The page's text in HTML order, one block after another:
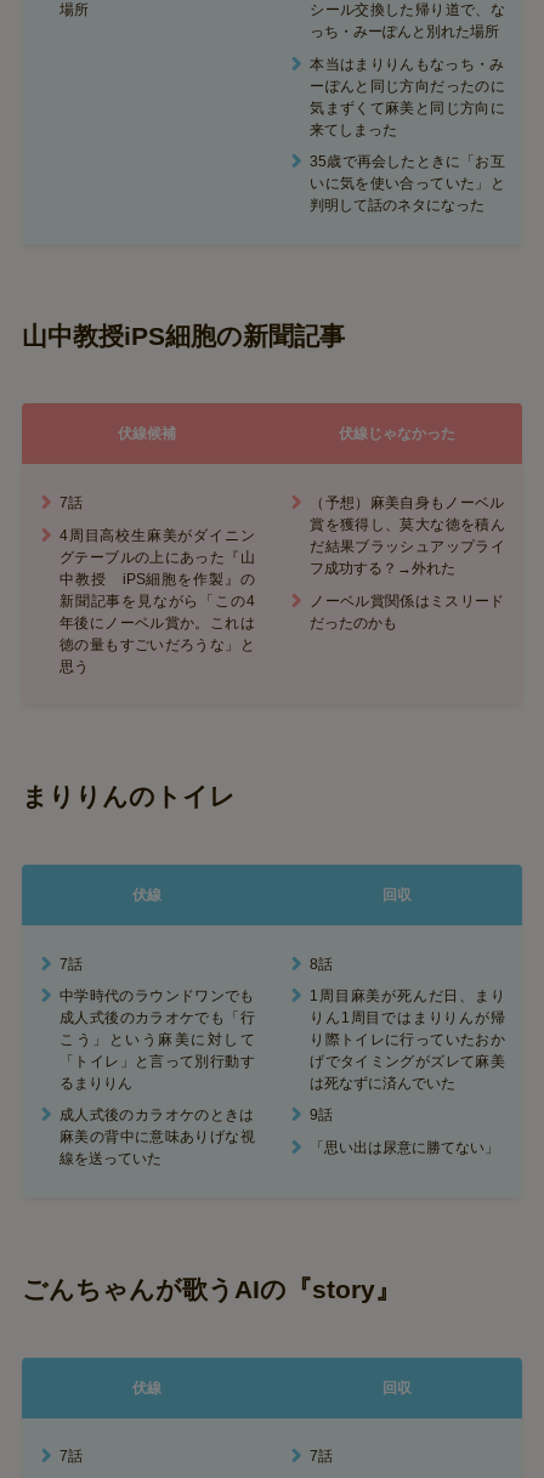
場所
シール交換した帰り道で、な
っち・みーぽんと別れた場所
本当はまりりんもなっち・み
ーぽんと同じ方向だったのに
気まずくて麻美と同じ方向に
来てしまった
35歳で再会したときに「お互
いに気を使い合っていた」と
判明して話のネタになった
山中教授iPS細胞の新聞記事
伏線候補 伏線じゃなかった
7話
4周目高校生麻美がダイニン
グテーブルの上にあった『山
中教授 iPS細胞を作製』の
新聞記事を見ながら「この4
年後にノーベル賞か。これは
徳の量もすごいだろうな」と
思う
（予想）麻美自身もノーベル
賞を獲得し、莫大な徳を積ん
だ結果ブラッシュアップライ
フ成功する？→外れた
ノーベル賞関係はミスリード
だったのかも
まりりんのトイレ
伏線 回収
7話
中学時代のラウンドワンでも
成人式後のカラオケでも「行
こう」という麻美に対して
「トイレ」と言って別行動す
るまりりん
成人式後のカラオケのときは
麻美の背中に意味ありげな視
線を送っていた
8話
1周目麻美が死んだ日、まり
りん1周目ではまりりんが帰
り際トイレに行っていたおか
げでタイミングがズレて麻美
は死なずに済んでいた
9話
「思い出は尿意に勝てない」
ごんちゃんが歌うAIの『story』
伏線 回収
7話
7話